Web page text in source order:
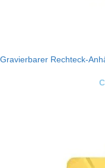
Gravierbarer Rechteck-